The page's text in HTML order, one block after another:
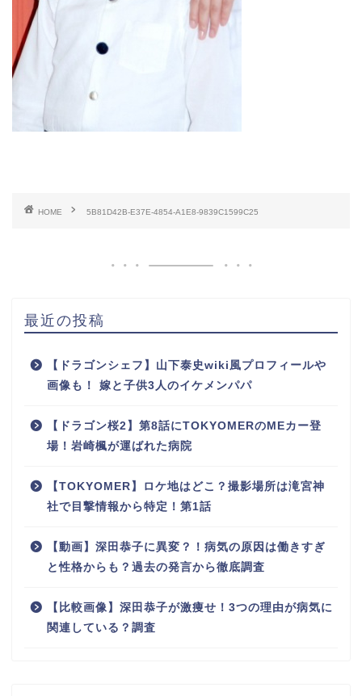
HOME 5B81D42B-E37E-4854-A1E8-9839C1599C25
最近の投稿
【ドラゴンシェフ】山下泰史wiki風プロフィールや
画像も！ 嫁と子供3人のイケメンパパ
【ドラゴン桜2】第8話にTOKYOMERのMEカー登
場！岩崎楓が運ばれた病院
【TOKYOMER】ロケ地はどこ？撮影場所は滝宮神
社で目撃情報から特定！第1話
【動画】深田恭子に異変？！病気の原因は働きすぎ
と性格からも？過去の発言から徹底調査
【比較画像】深田恭子が激痩せ！3つの理由が病気に
関連している？調査